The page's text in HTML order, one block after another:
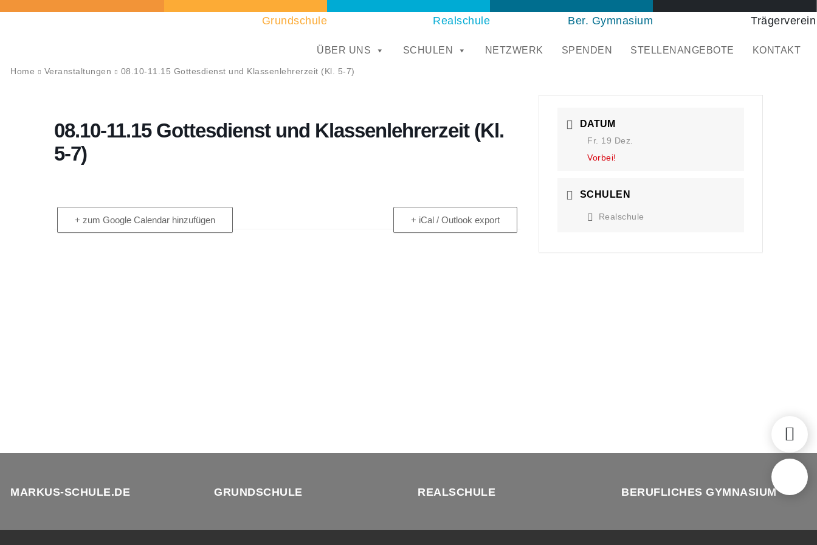
Grundschule Realschule Ber. Gymnasium Trägerverein
ÜBER UNS SCHULEN NETZWERK SPENDEN STELLENANGEBOTE KONTAKT
Home Veranstaltungen 08.10-11.15 Gottesdienst und Klassenlehrerzeit (Kl. 5-7)
08.10-11.15 Gottesdienst und Klassenlehrerzeit (Kl.
5-7)
+ zum Google Calendar hinzufügen + iCal / Outlook export
DATUM
Fr. 19 Dez.
Vorbei!
SCHULEN
Realschule
MARKUS-SCHULE.DE GRUNDSCHULE REALSCHULE BERUFLICHES GYMNASIUM